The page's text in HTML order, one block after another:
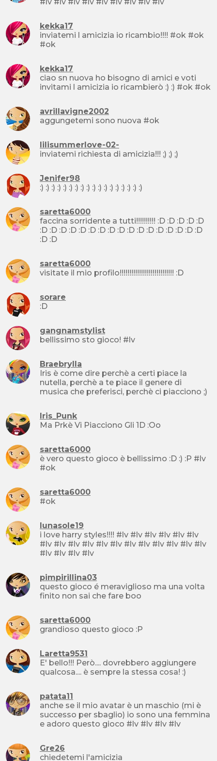
#lv #lv #lv #lv #lv #lv #lv #lv #lv
kekka17
inviatemi l amicizia io ricambio!!!! #ok #ok
#ok
kekka17
ciao sn nuova ho bisogno di amici e voti
invitami l amicizia io ricambierò :) :) #ok #ok
avrillavigne2002
aggungetemi sono nuova #ok
lilisummerlove-02-
inviatemi richiesta di amicizia!!! ;) ;) ;)
Jenifer98
:) :) :) :) :) :) :) :) :) :) :) :) :) :) :) :) :) :)
saretta6000
faccina sorridente a tutti!!!!!!!!!! :D :D :D :D :D
:D :D :D :D :D :D :D :D :D :D :D :D :D :D :D :D :D
:D :D
saretta6000
visitate il mio profilo!!!!!!!!!!!!!!!!!!!!!!!!!!!! :D
sorare
:D
gangnamstylist
bellissimo sto gioco! #lv
Braebrylla
Iris è come dire perchè a certi piace la
nutella, perchè a te piace il genere di
musica che preferisci, perchè ci piacciono ;)
Iris_Punk
Ma Prkè Vi Piacciono Gli 1D :Oo
saretta6000
è vero questo gioco è bellissimo :D :) :P #lv
#ok
saretta6000
#ok
lunasole19
i love harry styles!!!! #lv #lv #lv #lv #lv #lv
#lv #lv #lv #lv #lv #lv #lv #lv #lv #lv #lv #lv
#lv #lv #lv #lv
pimpirillina03
questo gioco é meraviglioso ma una volta
finito non sai che fare boo
saretta6000
grandioso questo gioco :P
Laretta9531
E' bello!!! Però.... dovrebbero aggiungere
qualcosa.... è sempre la stessa cosa! :)
patata11
anche se il mio avatar è un maschio (mi è
successo per sbaglio) io sono una femmina
e adoro questo gioco #lv #lv #lv #lv
Gre26
chiedetemi l'amicizia